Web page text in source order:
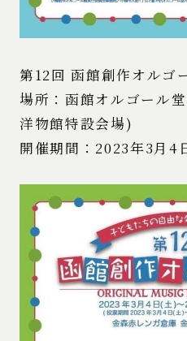
第12回 函館創作オルゴ
場所：函館オルゴール
洋物館特設会場)
開催期間：2023年3月4